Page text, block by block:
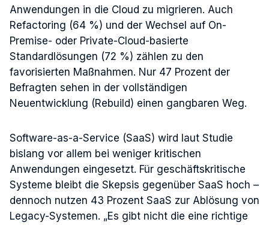
Anwendungen in die Cloud zu migrieren. Auch
Refactoring (64 %) und der Wechsel auf On-
Premise- oder Private-Cloud-basierte
Standardlösungen (72 %) zählen zu den
favorisierten Maßnahmen. Nur 47 Prozent der
Befragten sehen in der vollständigen
Neuentwicklung (Rebuild) einen gangbaren Weg.
Software-as-a-Service (SaaS) wird laut Studie
bislang vor allem bei weniger kritischen
Anwendungen eingesetzt. Für geschäftskritische
Systeme bleibt die Skepsis gegenüber SaaS hoch –
dennoch nutzen 43 Prozent SaaS zur Ablösung von
Legacy-Systemen. „Es gibt nicht die eine richtige